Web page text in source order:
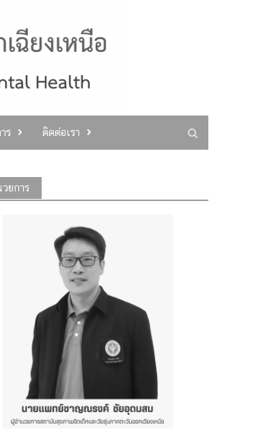
ร ติดต่อเรา
ยการ